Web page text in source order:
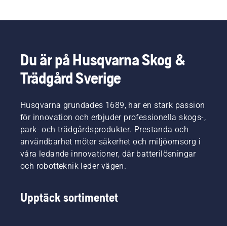
Du är på Husqvarna Skog &
Trädgård Sverige
Husqvarna grundades 1689, har en stark passion
för innovation och erbjuder professionella skogs-,
park- och trädgårdsprodukter. Prestanda och
användbarhet möter säkerhet och miljöomsorg i
våra ledande innovationer, där batterilösningar
och robotteknik leder vägen.
Upptäck sortimentet